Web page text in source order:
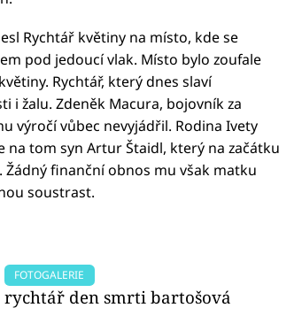
Rychtář květiny na místo, kde se
pod jedoucí vlak. Místo bylo zoufale
Rychtář, který dnes slaví
i žalu. Zdeněk Macura, bojovník za
výročí vůbec nevyjádřil. Rodina Ivety
tom syn Artur Štaidl, který na začátku
finanční obnos mu však matku
soustrast.
FOTOGALERIE
rychtář den smrti bartošová